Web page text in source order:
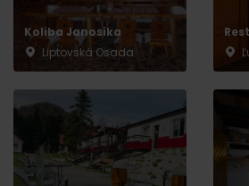
Koliba Janosika
Liptovská Osada